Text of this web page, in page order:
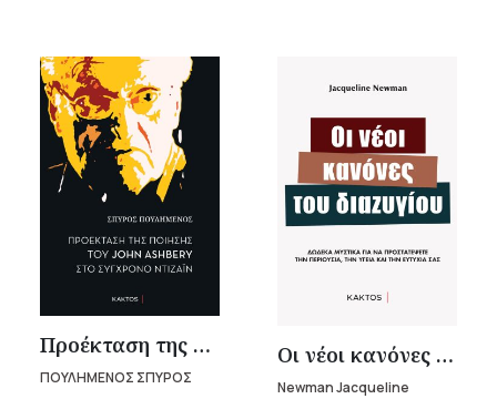
Προέκταση της ποίησης του John Ashbery στο σύγχρονο ντιζάιν
ΠΟΥΛΗΜΕΝΟΣ ΣΠΥΡΟΣ
Οι νέοι κανόνες του διαζυγίου
Newman Jacqueline